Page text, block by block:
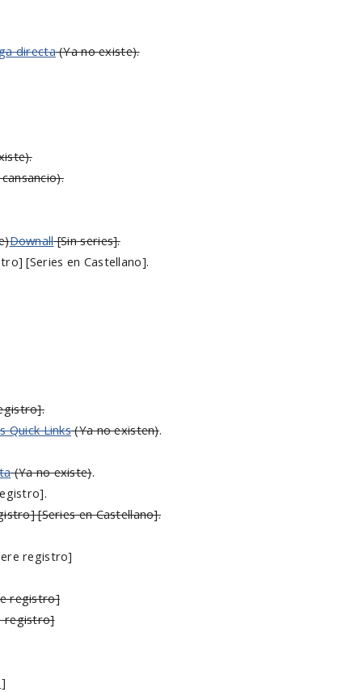
directa(Ya no existe).
Downall[Sin series].
[Series en Castellano].
Quick Links(Ya no existen).
(Ya no existe).
[Series en Castellano].
registro]
registro]
registro]
]